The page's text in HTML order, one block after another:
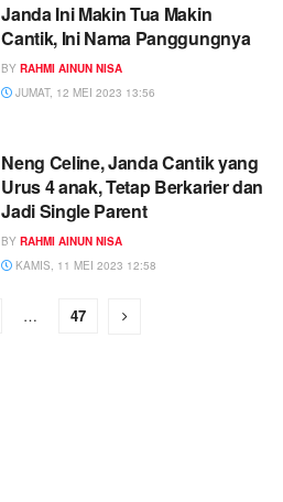
Janda Ini Makin Tua Makin
Cantik, Ini Nama Panggungnya
BY RAHMI AINUN NISA
JUMAT, 12 MEI 2023 13:56
Neng Celine, Janda Cantik yang
Urus 4 anak, Tetap Berkarier dan
Jadi Single Parent
BY RAHMI AINUN NISA
KAMIS, 11 MEI 2023 12:58
… 47